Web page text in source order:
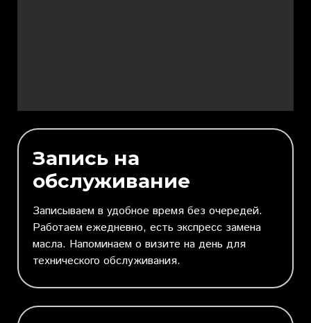
Запись на
обслуживание
Записываем в удобное время без очередей.
Работаем ежедневно, есть экспресс замена
масла. Напоминаем о визите на день для
технического обслуживания.